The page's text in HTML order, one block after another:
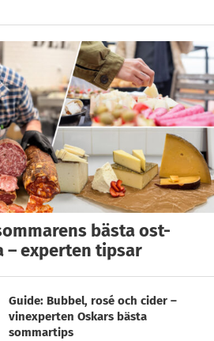
bästa ost-
– experten tipsar
Guide: Bubbel, rosé och cider –
vinexperten Oskars bästa
sommartips